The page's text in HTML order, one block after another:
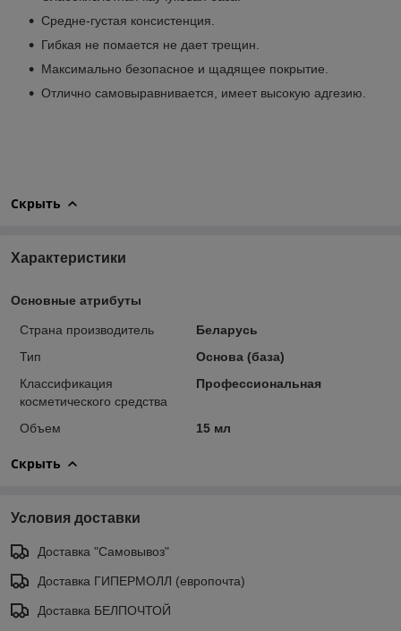
Средне-густая консистенция.
Гибкая не помается не дает трещин.
Максимально безопасное и щадящее покрытие.
Отлично самовыравнивается, имеет высокую адгезию.
Скрыть
Характеристики
Основные атрибуты
Страна производитель
Беларусь
Тип
Основа (база)
Классификация
косметического средства
Профессиональная
Объем 15 мл
Скрыть
Условия доставки
Доставка "Самовывоз"
Доставка ГИПЕРМОЛЛ (европочта)
Доставка БЕЛПОЧТОЙ